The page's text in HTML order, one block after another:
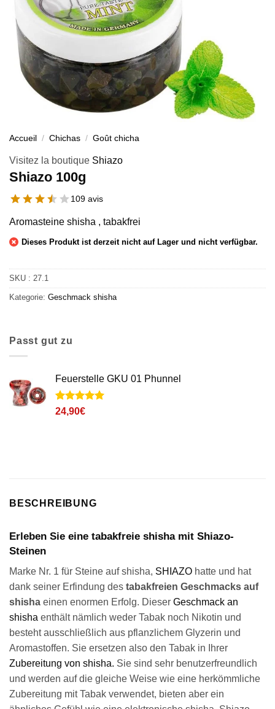
Accueil / Chichas / Goût chicha
Visitez la boutique Shiazo
Shiazo 100g
109 avis
Aromasteine shisha , tabakfrei
Dieses Produkt ist derzeit nicht auf Lager und nicht verfügbar.
SKU : 27.1
Kategorie: Geschmack shisha
Passt gut zu
Feuerstelle GKU 01 Phunnel
Noté5sur
2
24,90€
BESCHREIBUNG
Erleben Sie eine tabakfreie shisha mit Shiazo-
Steinen
Marke Nr. 1 für Steine auf shisha, SHIAZO hatte und hat
dank seiner Erfindung des tabakfreien Geschmacks auf
shisha einen enormen Erfolg. Dieser Geschmack an
shisha enthält nämlich weder Tabak noch Nikotin und
besteht ausschließlich aus pflanzlichem Glyzerin und
Aromastoffen. Sie ersetzen also den Tabak in Ihrer
Zubereitung von shisha. Sie sind sehr benutzerfreundlich
und werden auf die gleiche Weise wie eine herkömmliche
Zubereitung mit Tabak verwendet, bieten aber ein